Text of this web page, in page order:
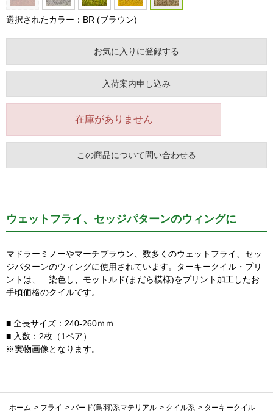
選択されたカラー：BR (ブラウン)
お気に入りに登録する
入荷案内申し込み
在庫がありません
この商品について問い合わせる
ウェットフライ、セッジパターンのウィングに
マドラーミノーやマーチブラウン、数多くのウェットフライ、セッ
ジパターンのウィングに使用されています。ターキークイル・プリ
ントは、 染色し、モットルド(まだら模様)をプリント加工したお
手頃価格のクイルです。
■ 全長サイズ：240-260ｍｍ
■ 入数：2枚（1ペア）
※実物画像となります。
ホーム > フライ > バード(鳥羽)系マテリアル > クイル系 > ターキークイル